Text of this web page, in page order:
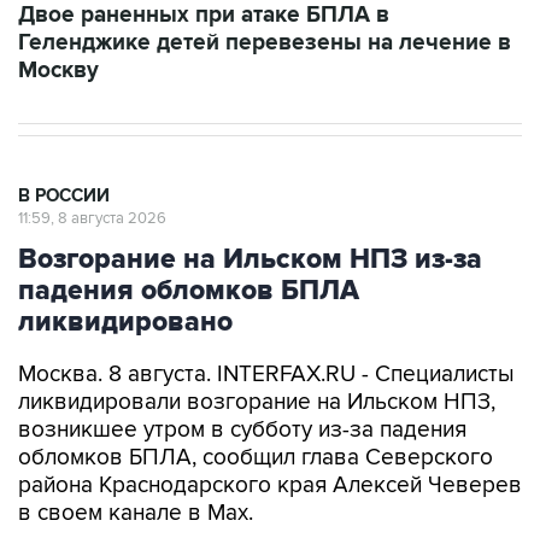
Двое раненных при атаке БПЛА в
Геленджике детей перевезены на лечение в
Москву
В РОССИИ
11:59, 8 августа 2026
Возгорание на Ильском НПЗ из-за
падения обломков БПЛА
ликвидировано
Москва. 8 августа. INTERFAX.RU - Специалисты
ликвидировали возгорание на Ильском НПЗ,
возникшее утром в субботу из-за падения
обломков БПЛА, сообщил глава Северского
района Краснодарского края Алексей Чеверев
в своем канале в Max.